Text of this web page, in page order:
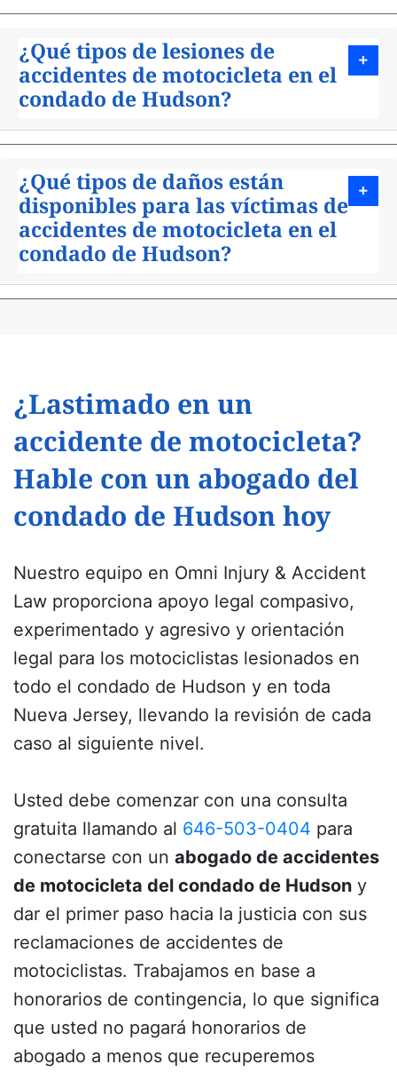
¿Qué tipos de lesiones de
accidentes de motocicleta en el
condado de Hudson?
¿Qué tipos de daños están
disponibles para las víctimas de
accidentes de motocicleta en el
condado de Hudson?
¿Lastimado en un
accidente de motocicleta?
Hable con un abogado del
condado de Hudson hoy
Nuestro equipo en Omni Injury & Accident
Law proporciona apoyo legal compasivo,
experimentado y agresivo y orientación
legal para los motociclistas lesionados en
todo el condado de Hudson y en toda
Nueva Jersey, llevando la revisión de cada
caso al siguiente nivel.
Usted debe comenzar con una consulta
gratuita llamando al 646-503-0404 para
conectarse con un abogado de accidentes
de motocicleta del condado de Hudson y
dar el primer paso hacia la justicia con sus
reclamaciones de accidentes de
motociclistas. Trabajamos en base a
honorarios de contingencia, lo que significa
que usted no pagará honorarios de
abogado a menos que recuperemos